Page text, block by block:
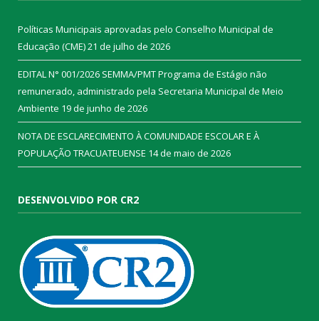
Políticas Municipais aprovadas pelo Conselho Municipal de
Educação (CME)21 de julho de 2026
EDITAL N° 001/2026 SEMMA/PMT Programa de Estágio não
remunerado, administrado pela Secretaria Municipal de Meio
Ambiente 19 de junho de 2026
NOTA DE ESCLARECIMENTO À COMUNIDADE ESCOLAR E À
POPULAÇÃO TRACUATEUENSE 14 de maio de 2026
DESENVOLVIDO POR CR2